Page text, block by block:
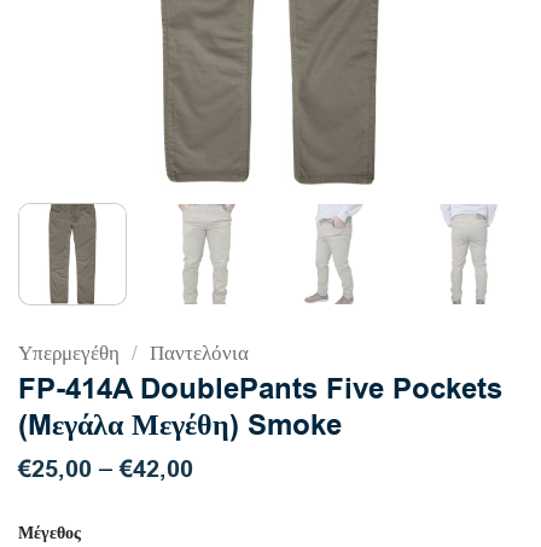
Υπερμεγέθη / Παντελόνια
FP-414A DoublePants Five Pockets
(Mεγάλα Μεγέθη) Smoke
€25,00 – €42,00Price
Μέγεθος